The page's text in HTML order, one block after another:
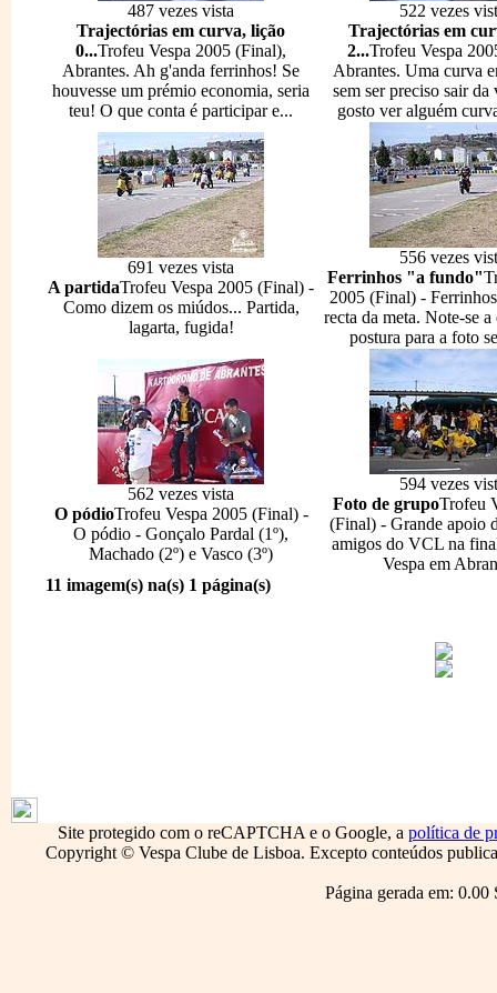
487 vezes vista
Trajectórias em curva, lição
0...Trofeu Vespa 2005 (Final),
Abrantes. Ah g'anda ferrinhos! Se
houvesse um prémio economia, seria
teu! O que conta é participar e...
522 vezes
Trajectórias em
2...Trofeu Vespa
Abrantes. Uma curva
sem ser preciso sair da
gosto ver alguém
691 vezes vista
A partidaTrofeu Vespa 2005 (Final) -
Como dizem os miúdos... Partida,
lagarta, fugida!
556 vezes
Ferrinhos "a fundo"
2005 (Final) -
recta da meta. Note-se
postura para a foto
562 vezes vista
O pódioTrofeu Vespa 2005 (Final) -
O pódio - Gonçalo Pardal (1º),
Machado (2º) e Vasco (3º)
594 vezes
Foto de grupoTrofeu
(Final) - Grande apoio
amigos do VCL na
Vespa em
11 imagem(s) na(s) 1 página(s)
Site protegido com o reCAPTCHA e o Google, a política de
Copyright © Vespa Clube de Lisboa. Excepto conteúdos
Página gerada em: 0.00